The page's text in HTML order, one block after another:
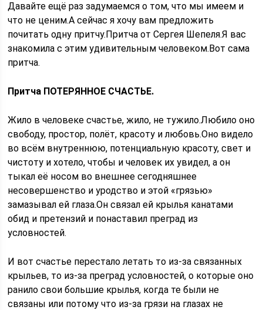
Давайте ещё раз задумаемся о том, что мы имеем и
что не ценим.А сейчас я хочу вам предложить
почитать одну притчу.Притча от Сергея Шепеля.Я вас
знакомила с этим удивительным человеком.Вот сама
притча.
Притча ПОТЕРЯННОЕ СЧАСТЬЕ.
Жило в человеке счастье, жило, не тужило.Любило оно
свободу, простор, полёт, красоту и любовь.Оно видело
во всём внутреннюю, потенциальную красоту, свет и
чистоту и хотело, чтобы и человек их увидел, а он
тыкал её носом во внешнее сегодняшнее
несовершенство и уродство и этой «грязью»
замазывал ей глаза.Он связал ей крылья канатами
обид и претензий и понаставил преград из
условностей.
И вот счастье перестало летать то из-за связанных
крыльев, то из-за преград условностей, о которые оно
ранило свои большие крылья, когда те были не
связаны или потому что из-за грязи на глазах не